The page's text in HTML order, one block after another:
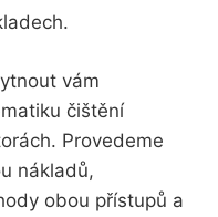
vám
čištění
Provedeme
nákladů,
obou přístupů a